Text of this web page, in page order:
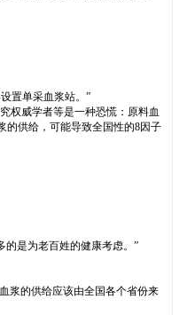
置单采血浆站。”
权威学者等是一种恐慌：原料血
的供给，可能导致全国性的8因子
是为老百姓的健康考虑。”
浆的供给应该由全国各个省份来